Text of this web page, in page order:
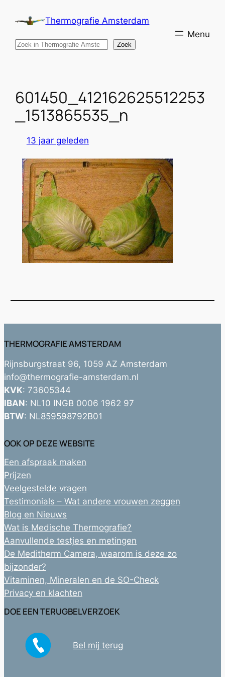
naar
inhoud
Thermografie Amsterdam
Search Zoek
601450_412162625512253
_1513865535_n
13 jaar geleden
THERMOGRAFIE AMSTERDAM
Rijnsburgstraat 96, 1059 AZ Amsterdam
info@thermografie-amsterdam.nl
KVK: 73605344
IBAN: NL10 INGB 0006 1962 97
BTW: NL859598792B01
OOK OP DEZE WEBSITE
Een afspraak maken
Prijzen
Veelgestelde vragen
Testimonials – Wat andere vrouwen zeggen
Blog en Nieuws
Wat is Medische Thermografie?
Aanvullende testjes en metingen
De Meditherm Camera, waarom is deze zo
bijzonder?
Vitaminen, Mineralen en de SO-Check
Privacy en klachten
DOE EEN TERUGBELVERZOEK
Bel mij terug